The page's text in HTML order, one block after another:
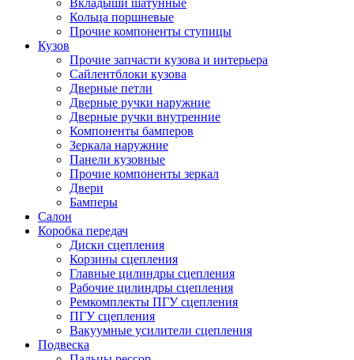
Вкладыши шатунные
Кольца поршневые
Прочие компоненты ступицы
Кузов
Прочие запчасти кузова и интерьера
Сайлентблоки кузова
Дверные петли
Дверные ручки наружние
Дверные ручки внутренние
Компоненты бамперов
Зеркала наружние
Панели кузовные
Прочие компоненты зеркал
Двери
Бамперы
Салон
Коробка передач
Диски сцепления
Корзины сцепления
Главные цилиндры сцепления
Рабочие цилиндры сцепления
Ремкомплекты ПГУ сцепления
ПГУ сцепления
Вакуумные усилители сцепления
Подвеска